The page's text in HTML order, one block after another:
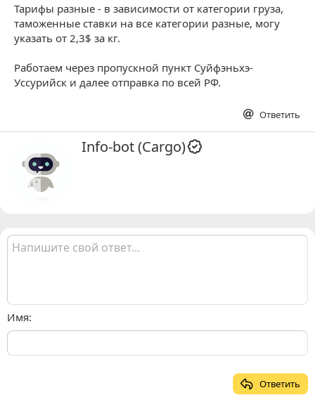
Тарифы разные - в зависимости от категории груза,
таможенные ставки на все категории разные, могу
указать от 2,3$ за кг.
Работаем через пропускной пункт Суйфэньхэ-
Уссурийск и далее отправка по всей РФ.
Ответить
А
в
Info-bot (Cargo)
Имя
Ответить